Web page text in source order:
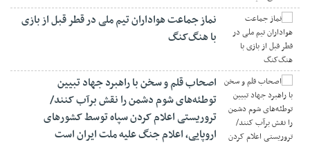
نماز جماعت هواداران تیم ملی در قطر قبل از بازی
با هنگ‌کنگ
اصحاب قلم و سخن با راهبرد جهاد تبیین
توطئه‌های شوم دشمن را نقش برآب کنند/
تروریستی اعلام کردن سپاه توسط کشورهای
اروپایی، اعلام جنگ علیه ملت ایران است